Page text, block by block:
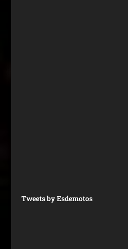
Tweets by Esdemotos